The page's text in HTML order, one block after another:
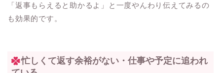
「返事もらえると助かるよ」と一度やんわり伝えてみるの
も効果的です。
忙しくて返す余裕がない・仕事や予定に追われ